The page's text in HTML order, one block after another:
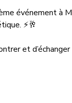
événement à
⚡🥂
et d’échanger